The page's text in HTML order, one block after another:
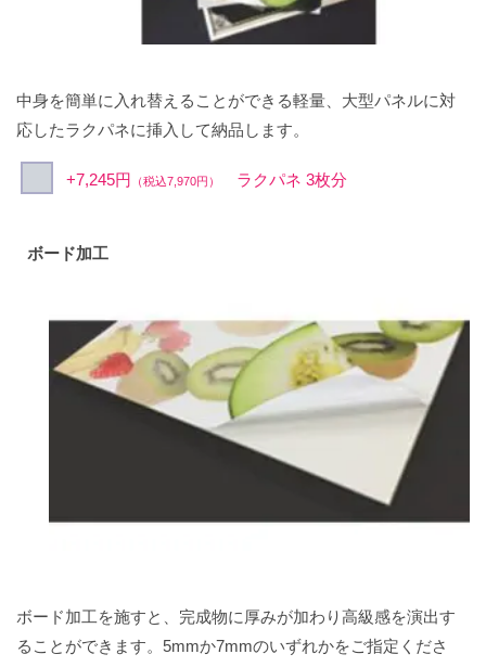
中身を簡単に入れ替えることができる軽量、大型パネルに対
応したラクパネに挿入して納品します。
+7,245円 （税込7,970円） ラクパネ 3枚分
ボード加工
ボード加工を施すと、完成物に厚みが加わり高級感を演出す
ることができます。5mmか7mmのいずれかをご指定くださ